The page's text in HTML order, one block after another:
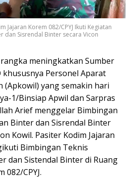
Jajaran Korem 082/CPYJ Ikuti Kegiatan
dan Sisrendal Binter secara Vicon
rangka meningkatkan Sumber
khususnya Personel Aparat
(Apkowil) yang semakin hari
1/Binsiap Apwil dan Sarpras
Arief menggelar Bimbingan
Binter dan Sisrendal Binter
Kowil. Pasiter Kodim Jajaran
Bimbingan Teknis
dan Sistendal Binter di Ruang
082/CPYJ.